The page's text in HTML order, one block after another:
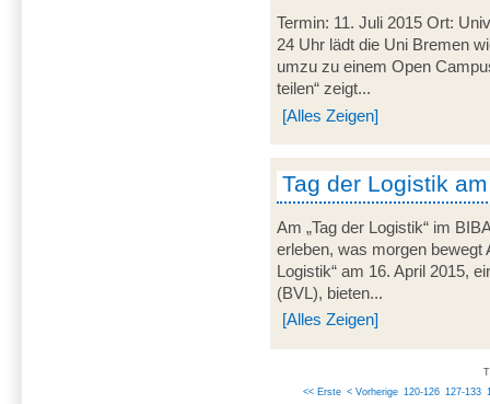
Termin: 11. Juli 2015 Ort:
24 Uhr lädt die Uni Bremen
umzu zu einem Open
teilen“ zeigt...
[Alles Zeigen]
Tag der Logistik
Am „Tag der Logistik“ im
erleben, was morgen bewegt
Logistik“ am 16. April 2015,
(BVL), bieten...
[Alles Zeigen]
<< Erste < Vorherige 120-126 127-133